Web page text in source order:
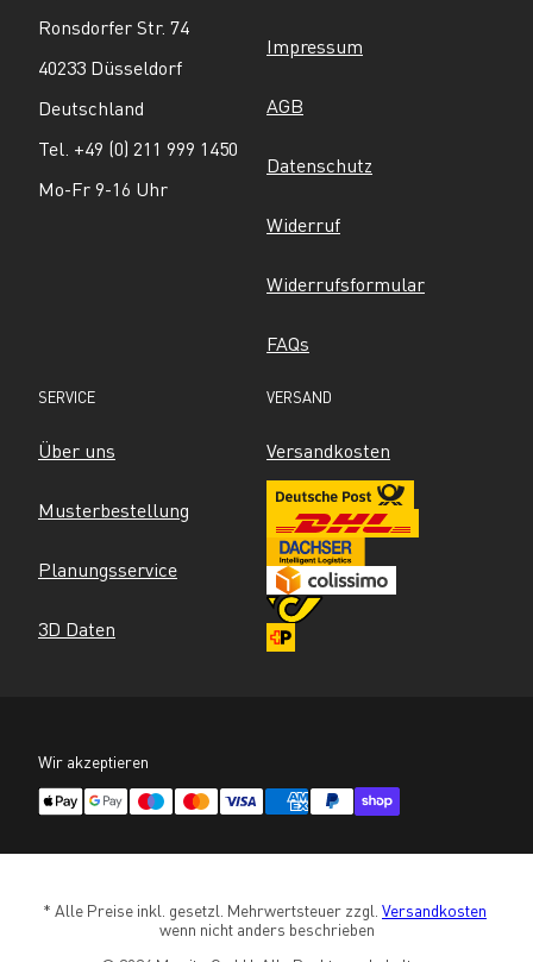
Ronsdorfer Str. 74
40233 Düsseldorf
Deutschland
Tel. +49 (0) 211 999 1450
Mo-Fr 9-16 Uhr
Impressum
AGB
Datenschutz
Widerruf
Widerrufsformular
FAQs
SERVICE
Über uns
Musterbestellung
Planungsservice
3D Daten
VERSAND
Versandkosten
Wir akzeptieren
* Alle Preise inkl. gesetzl. Mehrwertsteuer zzgl. Versandkosten
wenn nicht anders beschrieben